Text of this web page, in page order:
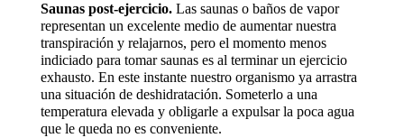
Saunas post-ejercicio.Las saunas o baños de vapor
representan un excelente medio de aumentar nuestra
transpiración y relajarnos, pero el momento menos
indiciado para tomar saunas es al terminar un ejercicio
exhausto. En este instante nuestro organismo ya arrastra
una situación de deshidratación. Someterlo a una
temperatura elevada y obligarle a expulsar la poca agua
que le queda no es conveniente.